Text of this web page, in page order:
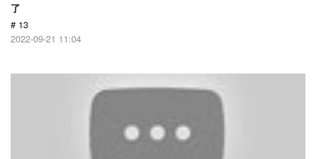
了
# 13
2022-09-21 11:04